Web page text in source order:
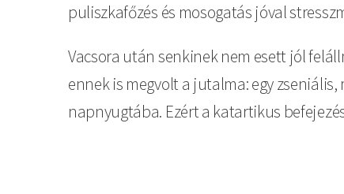
puliszkafőzés és mosogatás jóval
Vacsora után senkinek nem esett jól
ennek is megvolt a jutalma: egy
napnyugtába. Ezért a katartikus